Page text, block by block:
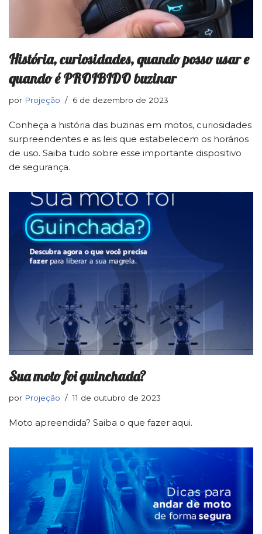
História, curiosidades, quando posso usar e
quando é PROIBIDO buzinar
por Projeção 6 de dezembro de 2023
Conheça a história das buzinas em motos, curiosidades
surpreendentes e as leis que estabelecem os horários
de uso. Saiba tudo sobre esse importante dispositivo
de segurança.
Sua moto foi guinchada?
por Projeção 11 de outubro de 2023
Moto apreendida? Saiba o que fazer aqui.